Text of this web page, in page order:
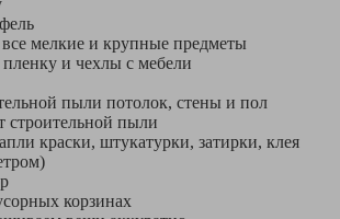
мелкие и крупные предметы
и чехлы с мебели
пыли потолок, стены и пол
строительной пыли
краски, штукатурки, затирки, клея
корзинах